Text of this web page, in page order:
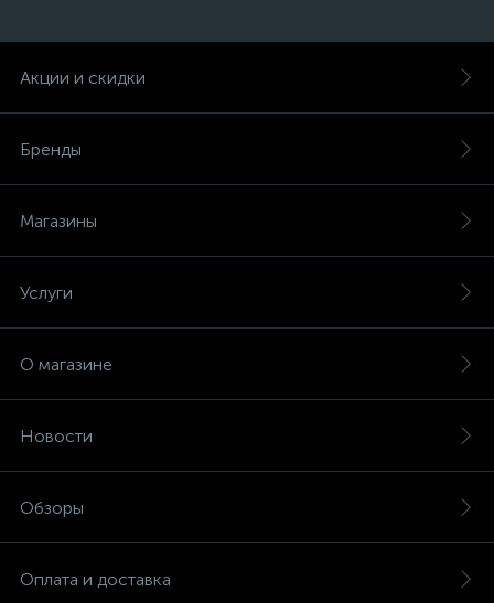
Акции и скидки
Бренды
Магазины
Услуги
О магазине
Новости
Обзоры
Оплата и доставка